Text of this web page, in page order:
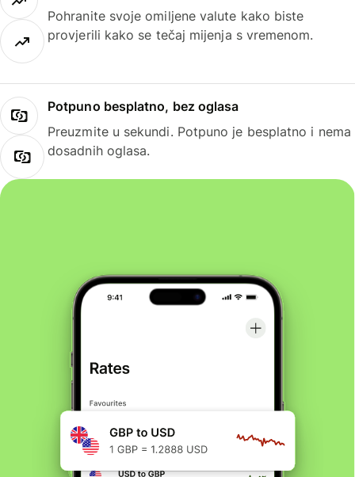
Pohranite svoje omiljene valute kako biste
provjerili kako se tečaj mijenja s vremenom.
Potpuno besplatno, bez oglasa
Preuzmite u sekundi. Potpuno je besplatno i nema
dosadnih oglasa.